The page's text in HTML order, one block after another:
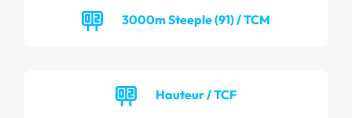
3000m Steeple (91) / TCM
Hauteur / TCF